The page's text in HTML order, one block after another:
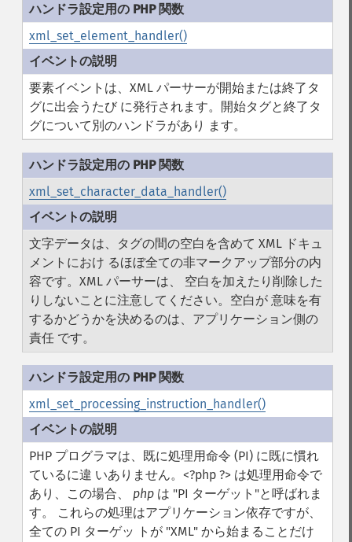
xml_set_element_handler()
要素イベントは、XML パーサーが開始または終了タ
グに出会うたび に発行されます。開始タグと終了タ
グについて別のハンドラがあり ます。
xml_set_character_data_handler()
文字データは、タグの間の空白を含めて XML ドキュ
メントにおけ るほぼ全ての非マークアップ部分の内
容です。XML パーサーは、 空白を加えたり削除した
りしないことに注意してください。空白が 意味を有
するかどうかを決めるのは、アプリケーション側の
責任 です。
xml_set_processing_instruction_handler()
PHP プログラマは、既に処理用命令 (PI) に既に慣れ
ているに違 いありません。<?php ?> は処理用命令で
あり、この場合、 phpは "PI ターゲット"と呼ばれま
す。 これらの処理はアプリケーション依存ですが、
全ての PI ターゲッ トが "XML" から始まることだけ